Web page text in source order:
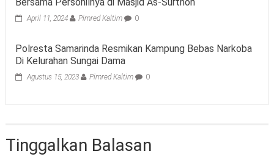
April 11, 2024 Pimred Kaltim 0
Polresta Samarinda Resmikan Kampung Bebas Narkoba
Di Kelurahan Sungai Dama
Agustus 15, 2023 Pimred Kaltim 0
Tinggalkan Balasan